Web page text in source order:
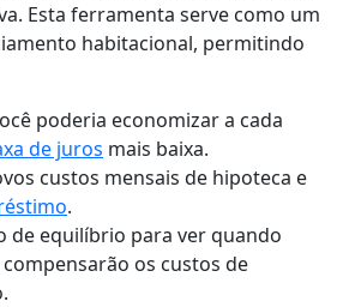
Esta ferramenta serve como um
habitacional, permitindo
poderia economizar a cada
de juros mais baixa.
custos mensais de hipoteca e
.
de equilíbrio para ver quando
os custos de